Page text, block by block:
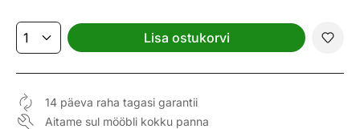
Lisa ostukorvi
14 päeva raha tagasi garantii
Aitame sul mööbli kokku panna